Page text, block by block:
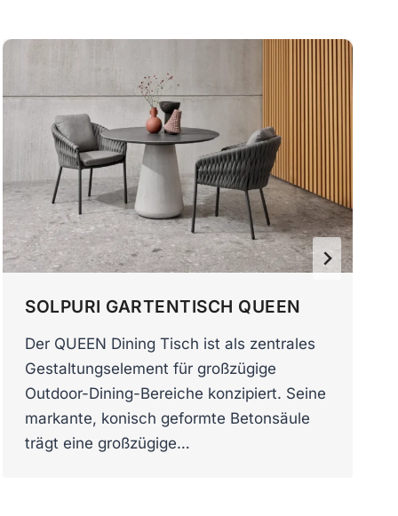
SOLPURI GARTENTISCH QUEEN
Der QUEEN Dining Tisch ist als zentrales
Gestaltungselement für großzügige
Outdoor-Dining-Bereiche konzipiert. Seine
markante, konisch geformte Betonsäule
trägt eine großzügige…